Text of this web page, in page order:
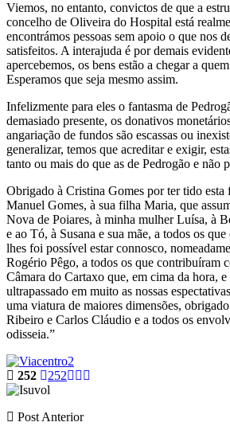
Viemos, no entanto, convictos de que a
concelho de Oliveira do Hospital está
encontrámos pessoas sem apoio o que nos
satisfeitos. A interajuda é por demais
apercebemos, os bens estão a chegar a
Esperamos que seja mesmo assim.
Infelizmente para eles o fantasma de
demasiado presente, os donativos
angariação de fundos são escassas ou
generalizar, temos que acreditar e exigir,
tanto ou mais do que as de Pedrogão e não
Obrigado à Cristina Gomes por ter tido esta
Manuel Gomes, à sua filha Maria, que
Nova de Poiares, à minha mulher Luísa, à
e ao Tó, à Susana e sua mãe, a todos os
lhes foi possível estar connosco,
Rogério Pêgo, a todos os que contribuíram
Câmara do Cartaxo que, em cima da hora, e
ultrapassado em muito as nossas
uma viatura de maiores dimensões,
Ribeiro e Carlos Cláudio e a todos os
odisseia.”
252 252
Post Anterior